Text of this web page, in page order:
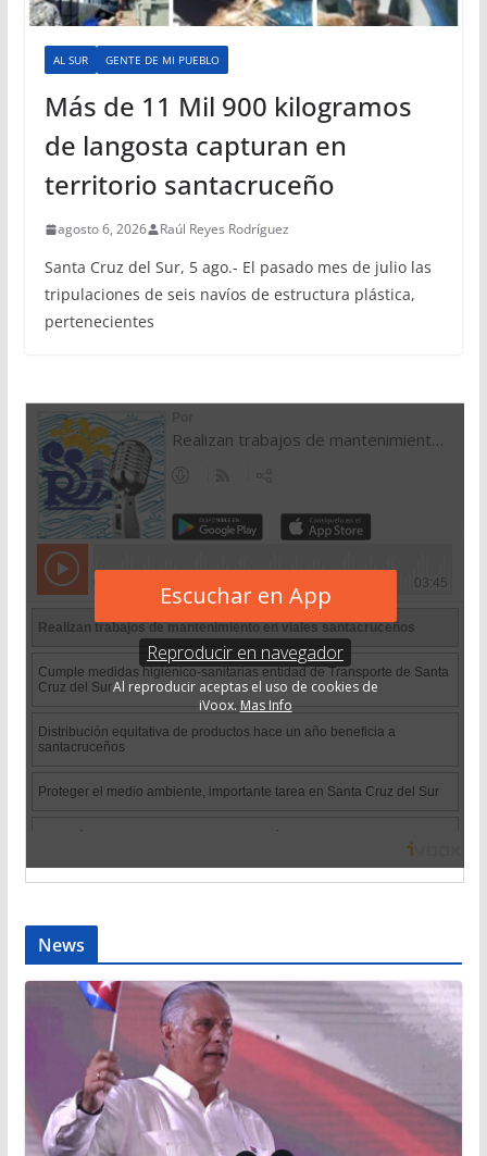
AL SUR GENTE DE MI PUEBLO
Más de 11 Mil 900 kilogramos
de langosta capturan en
territorio santacruceño
agosto 6, 2026 Raúl Reyes Rodríguez
Santa Cruz del Sur, 5 ago.- El pasado mes de julio las
tripulaciones de seis navíos de estructura plástica,
pertenecientes
News